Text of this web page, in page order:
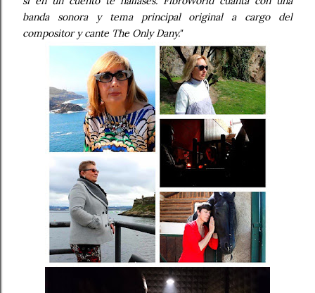
banda sonora y tema principal original a cargo del
compositor y cante The Only Dany."